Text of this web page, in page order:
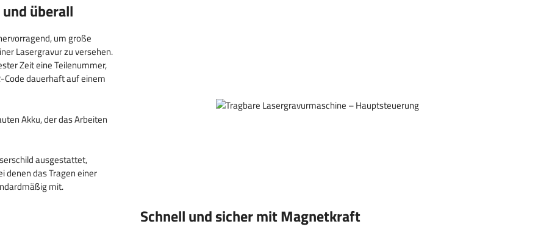
überall
um große
Lasergravur zu versehen.
Zeit eine Teilenummer,
Code dauerhaft auf einem
Akku, der das Arbeiten
ausgestattet,
denen das Tragen einer
mit.
Schnell und sicher mit Magnetkraft